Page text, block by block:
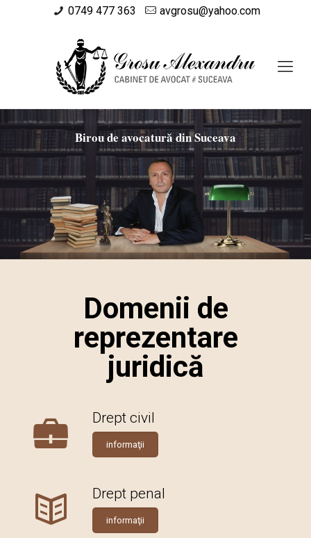
0749 477 363 avgrosu@yahoo.com
Birou de avocatură din Suceava
Domenii de
reprezentare
juridică
Drept civil
informaţii
Drept penal
informaţii